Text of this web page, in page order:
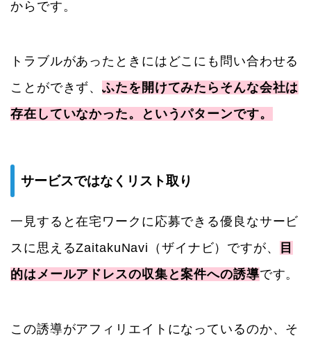
からです。
トラブルがあったときにはどこにも問い合わせる
ことができず、ふたを開けてみたらそんな会社は
存在していなかった。というパターンです。
サービスではなくリスト取り
一見すると在宅ワークに応募できる優良なサービ
スに思えるZaitakuNavi（ザイナビ）ですが、
目
的はメールアドレスの収集と案件への誘導です。
この誘導がアフィリエイトになっているのか、そ